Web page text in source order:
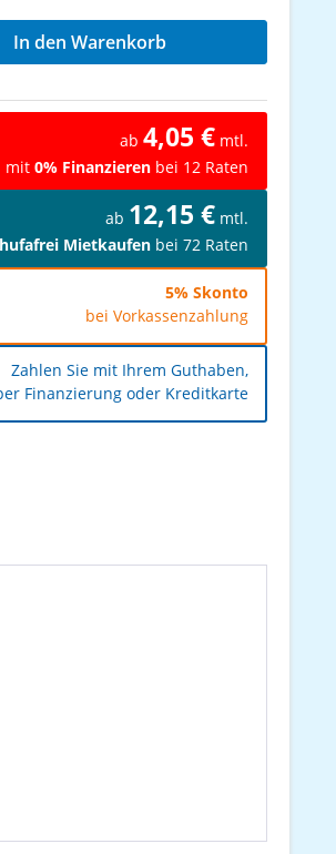
gewünschten Wert
In den Warenkorb
ab 4,05 € mtl.
mit 0% Finanzieren bei 12 Raten
ab 12,15 € mtl.
Mietkaufen bei 72 Raten
5% Skonto
bei Vorkassenzahlung
Zahlen Sie mit Ihrem Guthaben,
Finanzierung oder Kreditkarte